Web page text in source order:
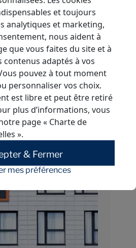
un bâtiment ou un
d’une
importante. Chaque
pour attirer de près
et pour lui
de franchir votre
matériaux,
pouvez jouer sur
une
de magasin
et toujours
analytiques et marketing,
nous aident à
que vous faites du site et à
adaptés à vos
pouvez à tout moment
personnaliser vos choix.
est libre et peut être retiré
plus d’informations, vous
page« Charte de
».
& Fermer
mes préférences